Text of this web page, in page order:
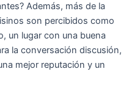
Además, más de la
son percibidos como
un lugar con una buena
la conversación discusión,
mejor reputación y un